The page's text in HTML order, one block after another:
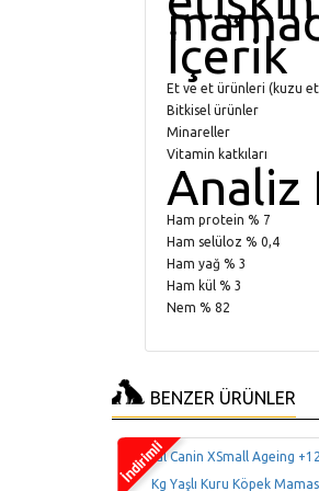
İçerik
Et ve et ürünleri (kuzu
Bitkisel ürünler
Minareller
Vitamin katkıları
Analiz
Ham protein % 7
Ham selüloz % 0,4
Ham yağ % 3
Ham kül % 3
Nem % 82
BENZER ÜRÜNLER
Royal Canin XSmall Ageing
Kg Yaşlı Kuru Köpek